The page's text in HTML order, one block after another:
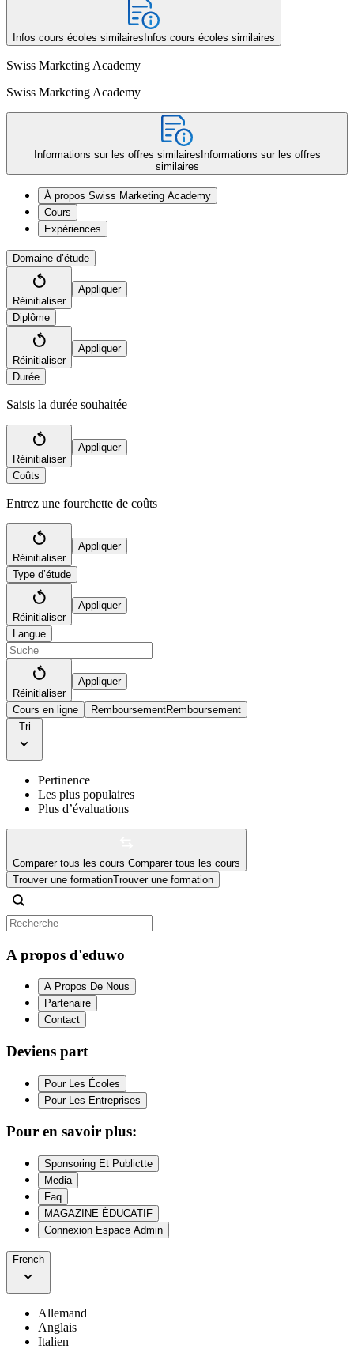
Infos cours écoles similaires Infos cours écoles similaires
Swiss Marketing Academy
Swiss Marketing Academy
Informations sur les offres similaires Informations sur les offres
similaires
À propos Swiss Marketing Academy
Cours
Expériences
Domaine d’étude
Réinitialiser
Appliquer
Diplôme
Réinitialiser
Appliquer
Durée
Saisis la durée souhaitée
Réinitialiser
Appliquer
Coûts
Entrez une fourchette de coûts
Réinitialiser
Appliquer
Type d’étude
Réinitialiser
Appliquer
Langue
Réinitialiser
Appliquer
Cours en ligne RemboursementRemboursement
Tri
Pertinence
Les plus populaires
Plus d’évaluations
Comparer tous les cours Comparer tous les cours
Trouver une formationTrouver une formation
A propos d'eduwo
A Propos De Nous
Partenaire
Contact
Deviens part
Pour Les Écoles
Pour Les Entreprises
Pour en savoir plus:
Sponsoring Et Publictte
Media
Faq
MAGAZINE ÉDUCATIF
Connexion Espace Admin
French
Allemand
Anglais
Italien